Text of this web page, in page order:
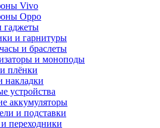
Vivo
Oppo
гаджеты
и гарнитуры
и браслеты
и моноподы
плёнки
накладки
устройства
аккумуляторы
и подставки
переходники